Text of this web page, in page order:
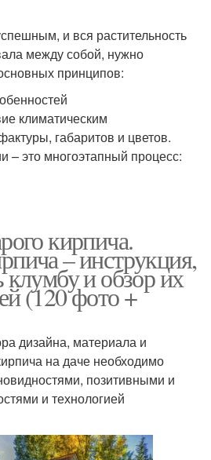
и вся растительность
между собой, нужно
принципов:
климатическим
габаритов и цветов.
– это многоэтапный процесс:
кирпича.
– инструкция,
клумбу и обзор их
(120 фото +
дизайна, материала и
на даче необходимо
позитивными и
и технологией